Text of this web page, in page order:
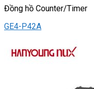
Đồng hồ Counter/Timer
GE4-P42A